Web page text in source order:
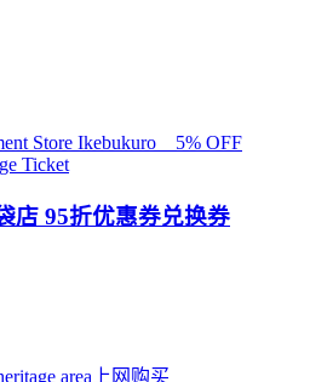
店 95折优惠券兑换券
area上网购买